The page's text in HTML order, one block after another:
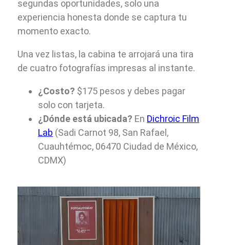
segundas oportunidades, solo una
experiencia honesta donde se captura tu
momento exacto.
Una vez listas, la cabina te arrojará una tira
de cuatro fotografías impresas al instante.
¿Costo? $175 pesos y debes pagar
solo con tarjeta.
¿Dónde está ubicada? En Dichroic Film
Lab (Sadi Carnot 98, San Rafael,
Cuauhtémoc, 06470 Ciudad de México,
CDMX)